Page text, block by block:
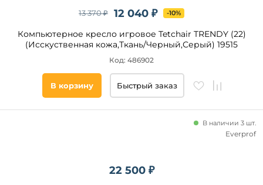
12 040 ₽
13 370 ₽ -10%
Компьютерное кресло игровое Tetchair TRENDY (22)
(Исскуственная кожа,Ткань/Черный,Серый) 19515
Код: 486902
В корзину Быстрый заказ
22 500 ₽
В наличии 3 шт.
Everprof